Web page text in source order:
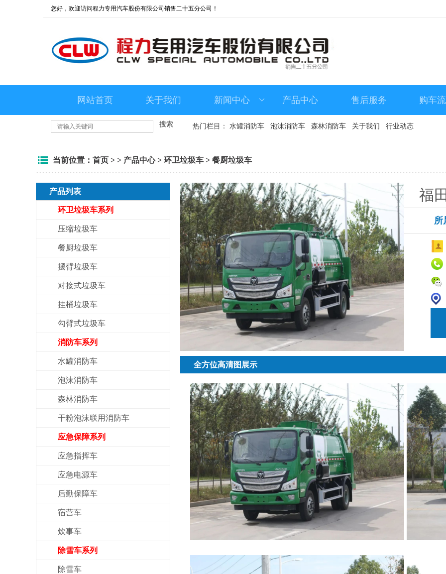
您好，欢迎访问程力专用汽车股份有限公司销售二十五分公司！
网站首页 关于我们 新闻中心 产品中心 售后服务 购车
搜索 热门栏目： 水罐消防车 泡沫消防车 森林消防车 关于我们 行业动态
当前位置： 首页 > > 产品中心> 环卫垃圾车 > 餐厨垃圾车
产品列表
环卫垃圾车系列
压缩垃圾车
餐厨垃圾车
摆臂垃圾车
对接式垃圾车
挂桶垃圾车
勾臂式垃圾车
消防车系列
水罐消防车
泡沫消防车
森林消防车
干粉泡沫联用消防车
应急保障系列
应急指挥车
应急电源车
后勤保障车
宿营车
炊事车
除雪车系列
除雪车
福
所
全方位高清图展示